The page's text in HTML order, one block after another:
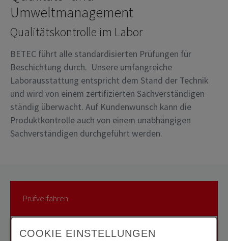
Umweltmanagement
Qualitätskontrolle im Labor
BETEC führt alle standardisierten Prüfungen für
Beschichtung durch. Unsere umfangreiche
Laborausstattung entspricht dem Stand der Technik
und wird von einem zertifizierten Sachverständigen
ständig überwacht. Auf Kundenwunsch kann die
Produktkontrolle auch von einem unabhängigen
Sachverständigen durchgeführt werden.
Prüfverfahren
1. Schichtdicke ISO 2360
COOKIE EINSTELLUNGEN